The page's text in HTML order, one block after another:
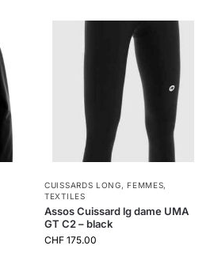
CUISSARDS LONG, FEMMES,
TEXTILES
Assos Cuissard lg dame UMA
GT C2 – black
CHF 175.00